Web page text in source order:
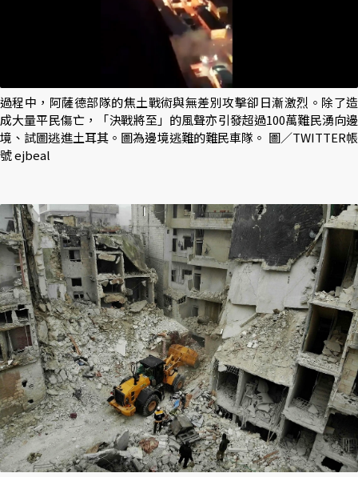
過程中，阿薩德部隊的焦土戰術與無差別攻擊卻日漸激烈。除了造
成大量平民傷亡，「決戰將至」的風聲亦引發超過100萬難民湧向邊
境、試圖逃進土耳其。圖為邊境逃難的難民車隊。 圖／TWITTER帳
號 ejbeal